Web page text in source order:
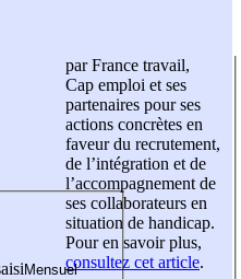
par France travail,
Cap emploi et ses
partenaires pour ses
actions concrètes en
faveur du recrutement,
de l’intégration et de
l’accompagnement de
ses collaborateurs en
situation de handicap.
Pour en savoir plus,
consultez cet article.